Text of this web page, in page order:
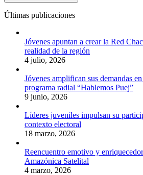
Últimas publicaciones
Jóvenes apuntan a crear la Red
realidad de la región
4 julio, 2026
Jóvenes amplifican sus demandas
programa radial “Hablemos Puej”
9 junio, 2026
Líderes juveniles impulsan su
contexto electoral
18 marzo, 2026
Reencuentro emotivo y
Amazónica Satelital
4 marzo, 2026